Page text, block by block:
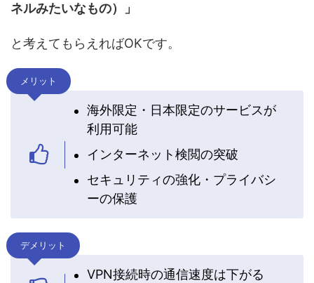
ネルみたいなもの）」
と考えてもらえればOKです。
メリット
海外限定・日本限定のサービスが
利用可能
インターネット検閲の突破
セキュリティの強化・プライバシ
ーの保護
デメリット
VPN接続時の通信速度は下がる